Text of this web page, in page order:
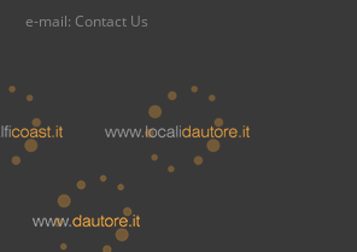
e-mail: Contact Us